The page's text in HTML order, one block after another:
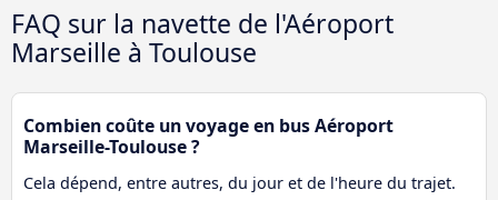
FAQ sur la navette de l'Aéroport
Marseille à Toulouse
Combien coûte un voyage en bus Aéroport
Marseille-Toulouse ?
Cela dépend, entre autres, du jour et de l'heure du trajet.